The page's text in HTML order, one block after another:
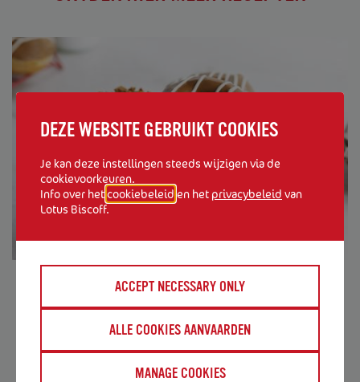
VERSIERDE BISCOFF® DONUTS
Verras je klanten met deze heerlijke donuts
versierd met Biscoff®.
DEZE WEBSITE GEBRUIKT COOKIES
Je kan deze instellingen steeds wijzigen via de
cookievoorkeuren.
Info over hetcookiebeleid en het privacybeleid van
Lotus Biscoff.
ACCEPT NECESSARY ONLY
ALLE COOKIES AANVAARDEN
MANAGE COOKIES